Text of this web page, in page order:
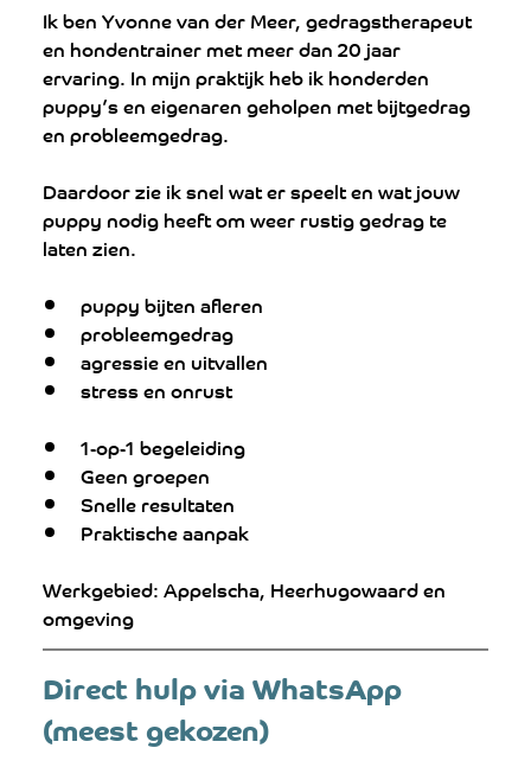
Ik ben Yvonne van der Meer, gedragstherapeut
en hondentrainer met meer dan 20 jaar
ervaring. In mijn praktijk heb ik honderden
puppy’s en eigenaren geholpen met bijtgedrag
en probleemgedrag.
Daardoor zie ik snel wat er speelt en wat jouw
puppy nodig heeft om weer rustig gedrag te
laten zien.
puppy bijten afleren
probleemgedrag
agressie en uitvallen
stress en onrust
1-op-1 begeleiding
Geen groepen
Snelle resultaten
Praktische aanpak
Werkgebied: Appelscha, Heerhugowaard en
omgeving
Direct hulp via WhatsApp
(meest gekozen)